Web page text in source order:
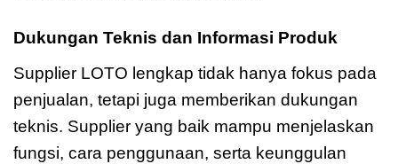
Dukungan Teknis dan Informasi Produk
Supplier LOTO lengkap tidak hanya fokus pada
penjualan, tetapi juga memberikan dukungan
teknis. Supplier yang baik mampu menjelaskan
fungsi, cara penggunaan, serta keunggulan